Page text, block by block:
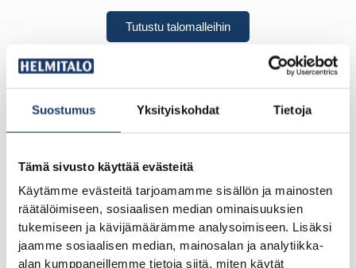
Suostumus Yksityiskohdat Tietoja
Tämä sivusto käyttää evästeitä
Käytämme evästeitä tarjoamamme sisällön ja mainosten
räätälöimiseen, sosiaalisen median ominaisuuksien
tukemiseen ja kävijämäärämme analysoimiseen. Lisäksi
jaamme sosiaalisen median, mainosalan ja analytiikka-
alan kumppaneillemme tietoja siitä, miten käytät
Tutustu talomalleihin
Ajattomat
Tutustu talomalleihin